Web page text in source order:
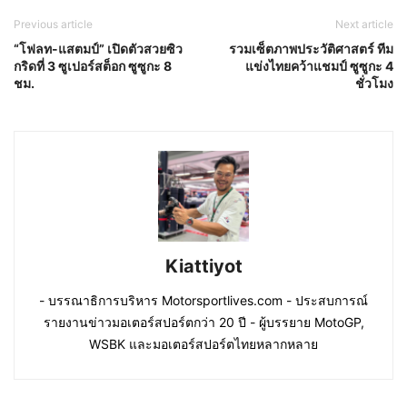
Previous article
“โฟลท-แสตมป์” เปิดตัวสวยซิว
กริดที่ 3 ซูเปอร์สต็อก ซูซูกะ 8
ชม.
Next article
รวมเซ็ตภาพประวัติศาสตร์ ทีม
แข่งไทยคว้าแชมป์ ซูซูกะ 4
ชั่วโมง
Kiattiyot
- บรรณาธิการบริหาร Motorsportlives.com - ประสบการณ์
รายงานข่าวมอเตอร์สปอร์ตกว่า 20 ปี - ผู้บรรยาย MotoGP,
WSBK และมอเตอร์สปอร์ตไทยหลากหลาย